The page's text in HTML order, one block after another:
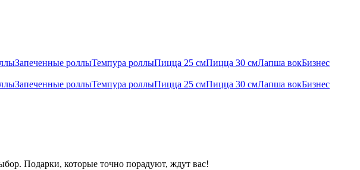
Запеченные роллыТемпура роллыПицца 25 смПицца 30 смЛапша вокБизнес
Запеченные роллыТемпура роллыПицца 25 смПицца 30 смЛапша вокБизнес
Подарки, которые точно порадуют, ждут вас!